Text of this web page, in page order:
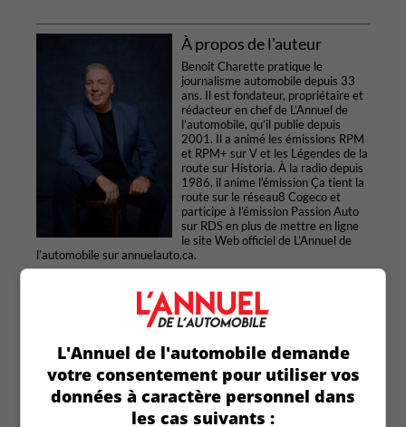
À propos de l'auteur
Benoit Charette pratique le
journalisme automobile depuis 33
ans. Il est fondateur, propriétaire et
rédacteur en chef de L’Annuel de
l’automobile, qu’il publie depuis
2001. Il a animé les émissions RPM
et RPM+ sur V et les Légendes de la
route sur Historia. À la radio depuis
1986, il anime l'émission Ça tient la
route sur le réseau8 Cogeco et
participe à l’émission Passion Auto
sur RDS en plus de mettre en ligne
le site Web officiel de L’Annuel de
l’automobile sur annuelauto.ca.
Articles similaires
L'Annuel de l'automobile demande
votre consentement pour utiliser vos
données à caractère personnel dans
les cas suivants :